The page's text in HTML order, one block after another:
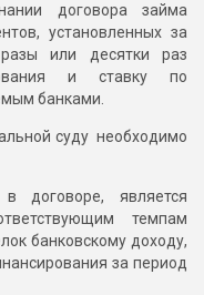
договора займа
установленных за
или десятки раз
и ставку по
банками.
суду необходимо
договоре, является
темпам
банковскому доходу,
за период